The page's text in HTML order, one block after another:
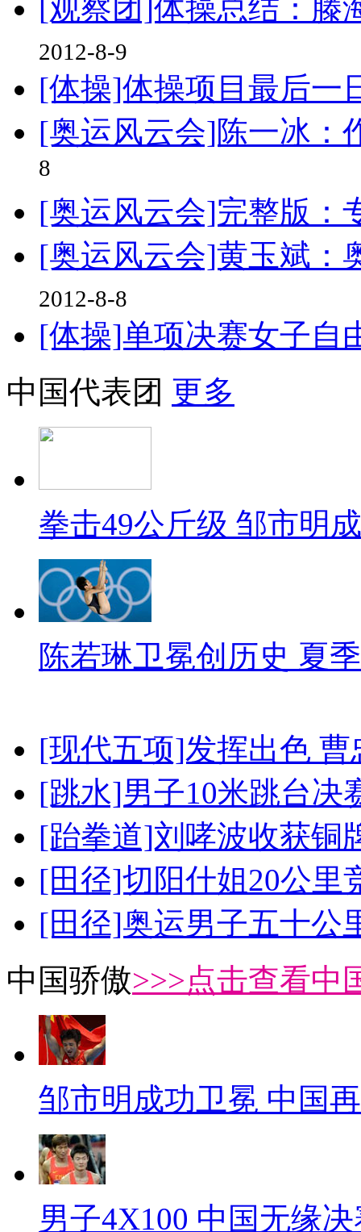
[观察团]体操总结：滕
2012-8-9
[体操]体操项目最后一
[奥运风云会]陈一冰：
8
[奥运风云会]完整版：
[奥运风云会]黄玉斌：
2012-8-8
[体操]单项决赛女子自
中国代表团 更多
拳击49公斤级 邹市明
陈若琳卫冕创历史 夏
[现代五项]发挥出色
[跳水]男子10米跳台决
[跆拳道]刘哮波收获铜
[田径]切阳什姐20公里
[田径]奥运男子五十公
中国骄傲>>>点击查看中
邹市明成功卫冕 中国
男子4X100 中国无缘